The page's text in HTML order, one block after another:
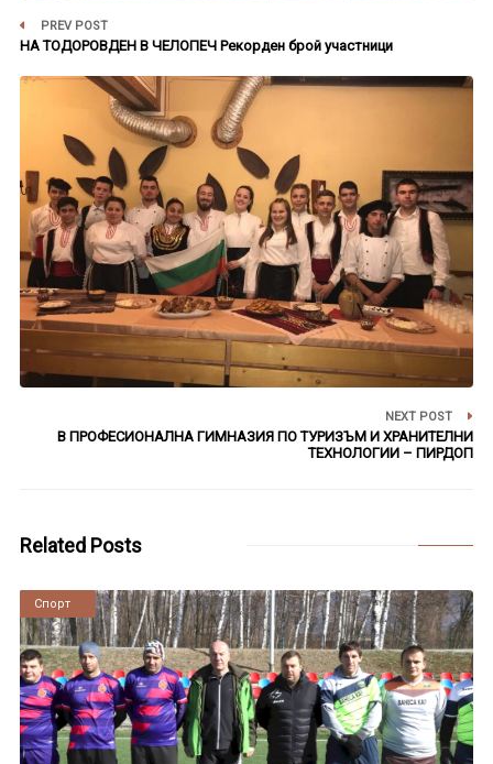
PREV POST
НА ТОДОРОВДЕН В ЧЕЛОПЕЧ Рекорден брой участници
NEXT POST
В ПРОФЕСИОНАЛНА ГИМНАЗИЯ ПО ТУРИЗЪМ И ХРАНИТЕЛНИ
ТЕХНОЛОГИИ – ПИРДОП
Related Posts
Новини
Спорт